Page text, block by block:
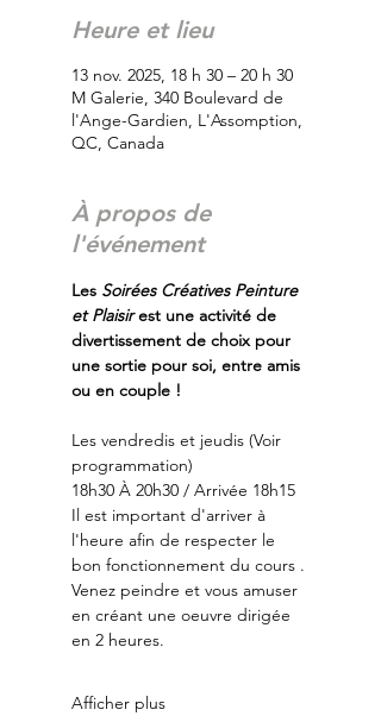
Heure et lieu
13 nov. 2025, 18 h 30 – 20 h 30
M Galerie, 340 Boulevard de
l'Ange-Gardien, L'Assomption,
QC, Canada
À propos de
l'événement
Les Soirées Créatives Peinture
et Plaisir est une activité de
divertissement de choix pour
une sortie pour soi, entre amis
ou en couple !
Les vendredis et jeudis (Voir
programmation)
18h30 À 20h30 / Arrivée 18h15
Il est important d'arriver à
l'heure afin de respecter le
bon fonctionnement du cours .
Venez peindre et vous amuser
en créant une oeuvre dirigée
en 2 heures.
Afficher plus